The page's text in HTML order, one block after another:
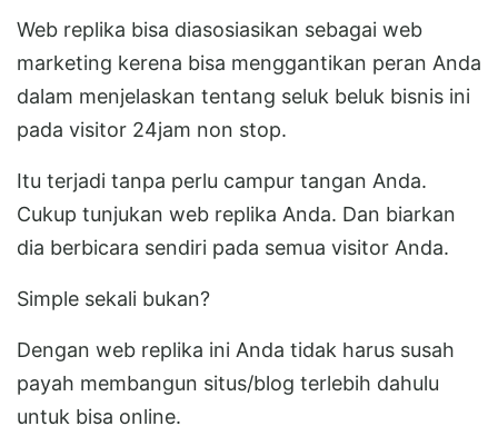
Web replika bisa diasosiasikan sebagai web
marketing kerena bisa menggantikan peran Anda
dalam menjelaskan tentang seluk beluk bisnis ini
pada visitor 24jam non stop.
Itu terjadi tanpa perlu campur tangan Anda.
Cukup tunjukan web replika Anda. Dan biarkan
dia berbicara sendiri pada semua visitor Anda.
Simple sekali bukan?
Dengan web replika ini Anda tidak harus susah
payah membangun situs/blog terlebih dahulu
untuk bisa online.